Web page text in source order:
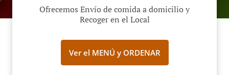
Ofrecemos Envío de comida a domicilio y
Recoger en el Local
Ver el MENÚ y ORDENAR